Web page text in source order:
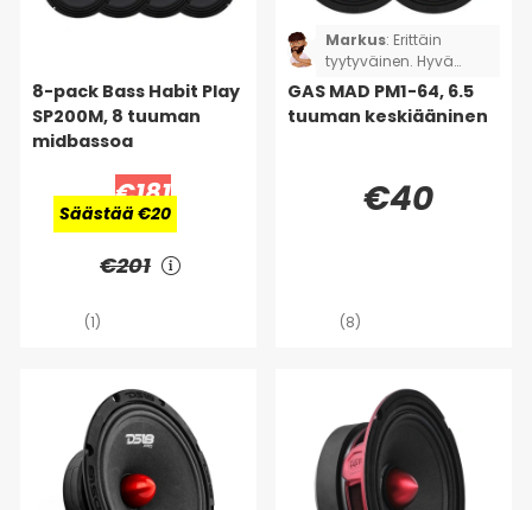
8-pack Bass Habit Play
SP200M, 8 tuuman
midbassoa
€181
Säästää €20
€201
(1)
Markus: Erittäin
tyytyväinen. Hyvä
ääni pienellä rahalla.
GAS MAD PM1-64, 6.5
tuuman keskiääninen
€40
(8)